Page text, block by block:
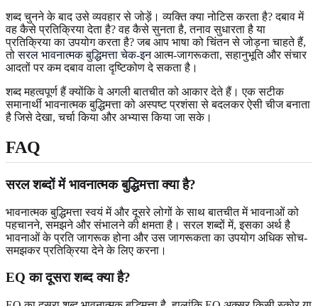
शब्द चुनने के बाद उसे व्यवहार से जोड़ें। व्यक्ति क्या नोटिस करता है? दबाव में
वह कैसे प्रतिक्रिया देता है? वह कैसे सुनता है, तनाव सुधारता है या
प्रतिक्रिया का उपयोग करता है? जब आप भाषा को चिंतन से जोड़ना चाहते हैं,
तोसरल भावनात्मक बुद्धिमत्ता चेक-इनआत्म-जागरूकता, सहानुभूति और संचार
आदतों पर कम दबाव वाला दृष्टिकोण दे सकता है।
शब्द महत्वपूर्ण हैं क्योंकि वे अगली बातचीत को आकार देते हैं। एक सटीक
समानार्थी भावनात्मक बुद्धिमत्ता को अस्पष्ट प्रशंसा से बदलकर ऐसी चीज बनाता
है जिसे देखा, चर्चा किया और अभ्यास किया जा सके।
FAQ
सरल शब्दों में भावनात्मक बुद्धिमत्ता क्या है?
भावनात्मक बुद्धिमत्ता स्वयं में और दूसरे लोगों के साथ बातचीत में भावनाओं को
पहचानने, समझने और संभालने की क्षमता है। सरल शब्दों में, इसका अर्थ है
भावनाओं के प्रति जागरूक होना और उस जागरूकता का उपयोग अधिक सोच-
समझकर प्रतिक्रिया देने के लिए करना।
EQ का दूसरा शब्द क्या है?